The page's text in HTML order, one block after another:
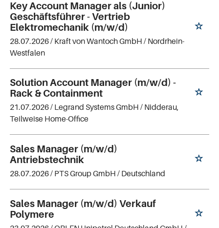
Key Account Manager als (Junior)
Geschäftsführer - Vertrieb
Elektromechanik (m/w/d)
28.07.2026 / Kraft von Wantoch GmbH / Nordrhein-
Westfalen
Solution Account Manager (m/w/d) -
Rack & Containment
21.07.2026 / Legrand Systems GmbH / Nidderau,
Teilweise Home-Office
Sales Manager (m/w/d)
Antriebstechnik
28.07.2026 / PTS Group GmbH / Deutschland
Sales Manager (m/w/d) Verkauf
Polymere